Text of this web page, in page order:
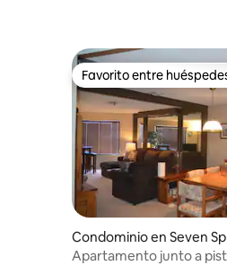
Favorito entre
Favorito entre
Condominio en Seven
gs
Apartamento junto a